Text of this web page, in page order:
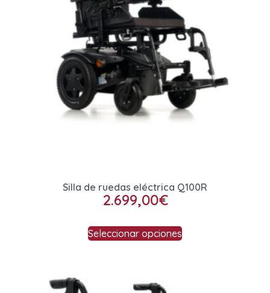
Silla de ruedas eléctrica Q100R
2.699,00€
Seleccionar opciones